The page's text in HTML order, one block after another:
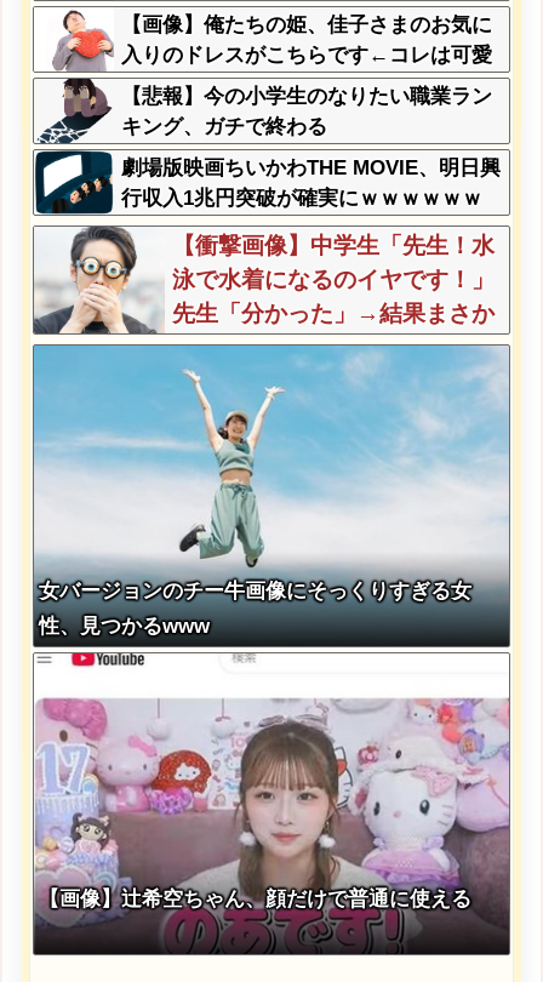
してしまう←正直、こう言うのでいいん
だよなw w w w w w w w
【画像】俺たちの姫、佳子さまのお気に
入りのドレスがこちらです←コレは可愛
過ぎるw w w w w w w w
【悲報】今の小学生のなりたい職業ラン
キング、ガチで終わる
劇場版映画ちいかわTHE MOVIE、明日興
行収入1兆円突破が確実にｗｗｗｗｗｗ
ｗｗｗｗｗｗｗ
【衝撃画像】中学生「先生！水
泳で水着になるのイヤです！」
先生「分かった」→結果まさか
の『こう』なってしまうw w w
w w w w
女バージョンのチー牛画像にそっくりすぎる女
性、見つかるwww
【画像】辻希空ちゃん、顔だけで普通に使える